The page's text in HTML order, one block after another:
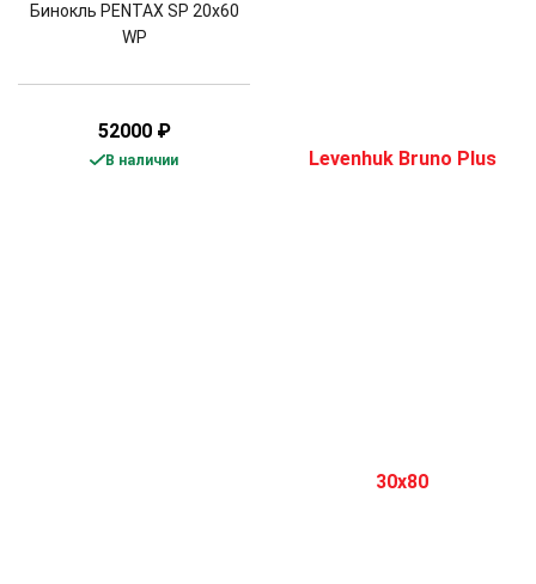
Бинокль PENTAX SP 20x60
WP
52000 ₽
В наличии